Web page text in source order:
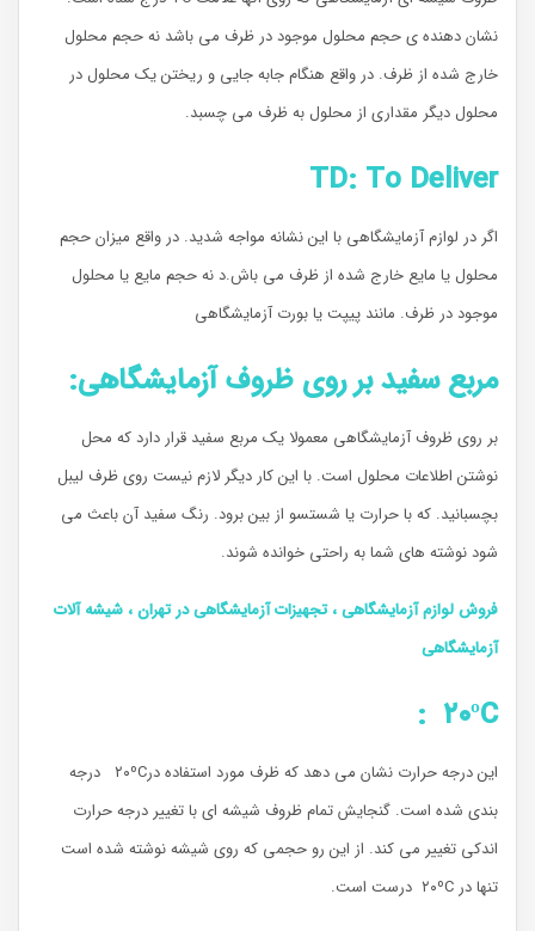
نشان دهنده ی حجم محلول موجود در ظرف می باشد نه حجم محلول
خارج شده از ظرف. در واقع هنگام جابه جایی و ریختن یک محلول در
محلول دیگر مقداری از محلول به ظرف می چسبد.
TD: To Deliver
اگر در لوازم آزمایشگاهی با این نشانه مواجه شدید. در واقع میزان حجم
محلول یا مایع خارج شده از ظرف می باش.د نه حجم مایع یا محلول
موجود در ظرف. مانند پیپت یا بورت آزمایشگاهی
مربع سفید بر روی ظروف آزمایشگاهی:
بر روی ظروف آزمایشگاهی معمولا یک مربع سفید قرار دارد که محل
نوشتن اطلاعات محلول است. با این کار دیگر لازم نیست روی ظرف لیبل
بچسبانید. که با حرارت یا شستسو از بین برود. رنگ سفید آن باعث می
شود نوشته های شما به راحتی خوانده شوند.
فروش لوازم آزمایشگاهی ، تجهیزات آزمایشگاهی در تهران ، شیشه آلات
آزمایشگاهی
۲۰ºC :
این درجه حرارت نشان می دهد که ظرف مورد استفاده در۲۰ºC درجه
بندی شده است. گنجایش تمام ظروف شیشه ای با تغییر درجه حرارت
اندکی تغییر می کند. از این رو حجمی که روی شیشه نوشته شده است
تنها در ۲۰ºC درست است.